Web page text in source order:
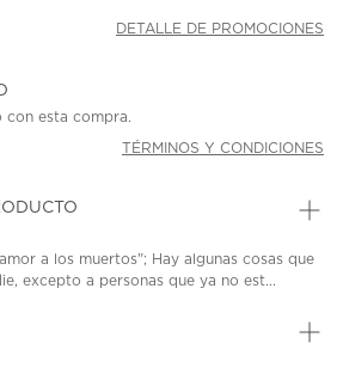
DETALLE DE PROMOCIONES
con esta compra.
TÉRMINOS Y CONDICIONES
a los muertos"; Hay algunas cosas que
excepto a personas que ya no est...